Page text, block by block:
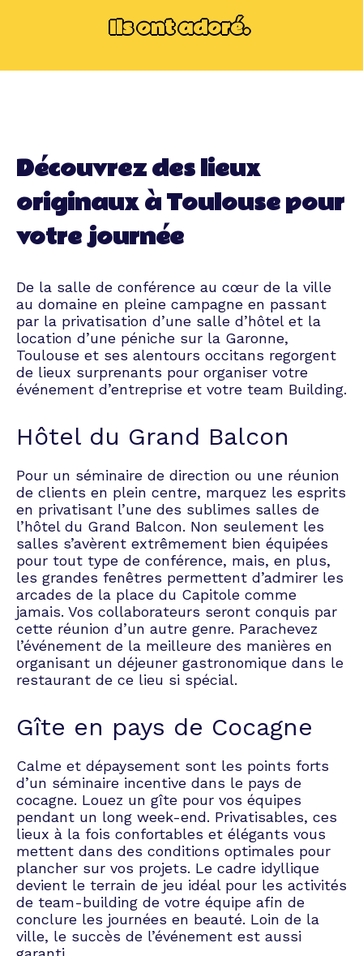
Ils ont adoré.
Découvrez des lieux
originaux à Toulouse pour
votre journée
De la salle de conférence au cœur de la ville
au domaine en pleine campagne en passant
par la privatisation d’une salle d’hôtel et la
location d’une péniche sur la Garonne,
Toulouse et ses alentours occitans regorgent
de lieux surprenants pour organiser votre
événement d’entreprise et votre team Building.
Hôtel du Grand Balcon
Pour un séminaire de direction ou une réunion
de clients en plein centre, marquez les esprits
en privatisant l’une des sublimes salles de
l’hôtel du Grand Balcon. Non seulement les
salles s’avèrent extrêmement bien équipées
pour tout type de conférence, mais, en plus,
les grandes fenêtres permettent d’admirer les
arcades de la place du Capitole comme
jamais. Vos collaborateurs seront conquis par
cette réunion d’un autre genre. Parachevez
l’événement de la meilleure des manières en
organisant un déjeuner gastronomique dans le
restaurant de ce lieu si spécial.
Gîte en pays de Cocagne
Calme et dépaysement sont les points forts
d’un séminaire incentive dans le pays de
cocagne. Louez un gîte pour vos équipes
pendant un long week-end. Privatisables, ces
lieux à la fois confortables et élégants vous
mettent dans des conditions optimales pour
plancher sur vos projets. Le cadre idyllique
devient le terrain de jeu idéal pour les activités
de team-building de votre équipe afin de
conclure les journées en beauté. Loin de la
ville, le succès de l’événement est aussi